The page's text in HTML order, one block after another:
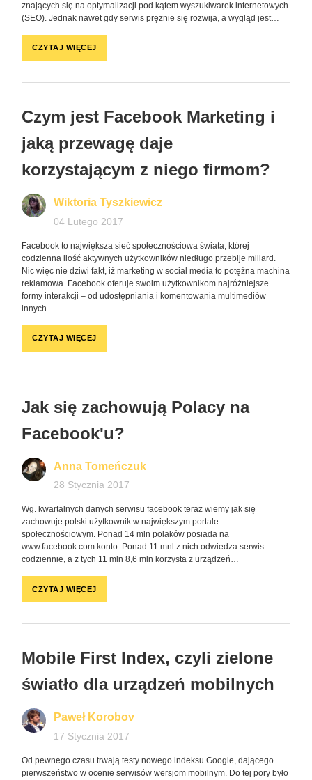
znających się na optymalizacji pod kątem wyszukiwarek internetowych
(SEO). Jednak nawet gdy serwis prężnie się rozwija, a wygląd jest…
CZYTAJ WIĘCEJ
Czym jest Facebook Marketing i
jaką przewagę daje
korzystającym z niego firmom?
Wiktoria Tyszkiewicz
04 Lutego 2017
Facebook to największa sieć społecznościowa świata, której
codzienna ilość aktywnych użytkowników niedługo przebije miliard.
Nic więc nie dziwi fakt, iż marketing w social media to potężna machina
reklamowa. Facebook oferuje swoim użytkownikom najróżniejsze
formy interakcji – od udostępniania i komentowania multimediów
innych…
CZYTAJ WIĘCEJ
Jak się zachowują Polacy na
Facebook'u?
Anna Tomeńczuk
28 Stycznia 2017
Wg. kwartalnych danych serwisu facebook teraz wiemy jak się
zachowuje polski użytkownik w największym portale
społecznościowym. Ponad 14 mln polaków posiada na
www.facebook.com konto. Ponad 11 mnl z nich odwiedza serwis
codziennie, a z tych 11 mln 8,6 mln korzysta z urządzeń…
CZYTAJ WIĘCEJ
Mobile First Index, czyli zielone
światło dla urządzeń mobilnych
Paweł Korobov
17 Stycznia 2017
Od pewnego czasu trwają testy nowego indeksu Google, dającego
pierwszeństwo w ocenie serwisów wersjom mobilnym. Do tej pory było